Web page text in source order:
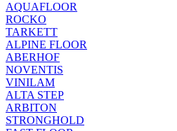
AQUAFLOOR
ROCKO
TARKETT
ALPINE FLOOR
ABERHOF
NOVENTIS
VINILAM
ALTA STEP
ARBITON
STRONGHOLD